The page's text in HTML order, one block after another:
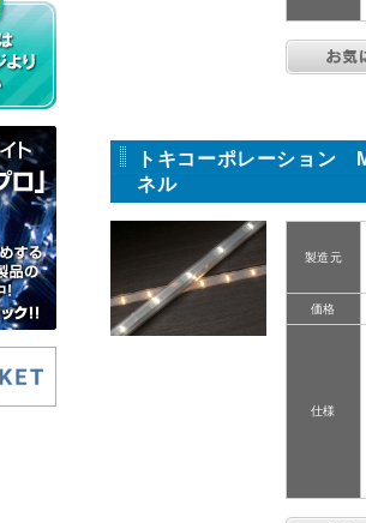
トキコーポレーション
ネル
製造元
価格
仕様